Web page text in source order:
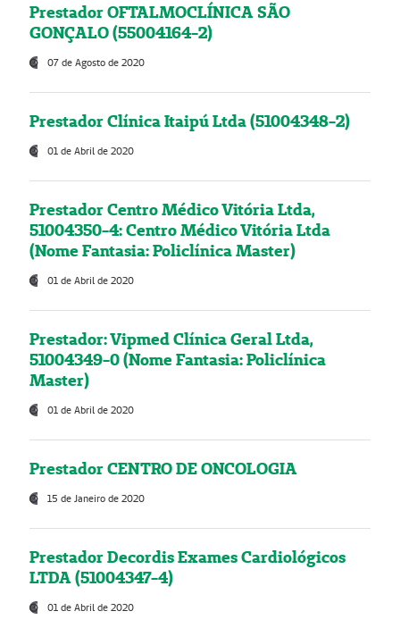
Prestador OFTALMOCLÍNICA SÃO
GONÇALO (55004164-2)
07 de Agosto de 2020
Prestador Clínica Itaipú Ltda (51004348-2)
01 de Abril de 2020
Prestador Centro Médico Vitória Ltda,
51004350-4: Centro Médico Vitória Ltda
(Nome Fantasia: Policlínica Master)
01 de Abril de 2020
Prestador: Vipmed Clínica Geral Ltda,
51004349-0 (Nome Fantasia: Policlínica
Master)
01 de Abril de 2020
Prestador CENTRO DE ONCOLOGIA
15 de Janeiro de 2020
Prestador Decordis Exames Cardiológicos
LTDA (51004347-4)
01 de Abril de 2020